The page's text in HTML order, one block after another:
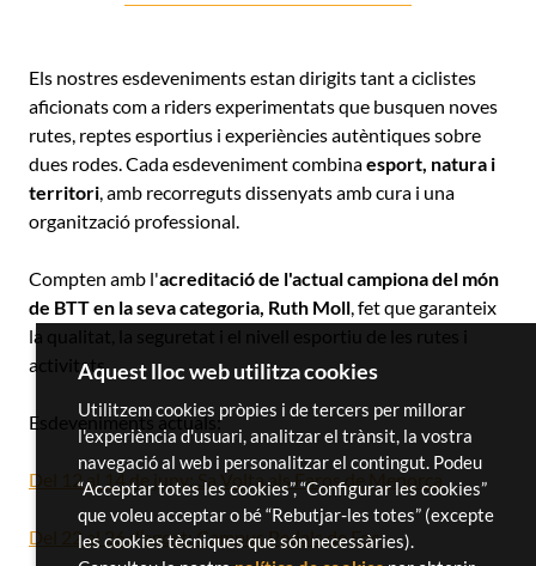
Els nostres esdeveniments estan dirigits tant a ciclistes
aficionats com a riders experimentats que busquen noves
rutes, reptes esportius i experiències autèntiques sobre
dues rodes. Cada esdeveniment combinaesport, natura i
territori, amb recorreguts dissenyats amb cura i una
organització professional.
Compten amb l'acreditació de l'actual campiona del món
de BTT en la seva categoria, Ruth Moll, fet que garanteix
la qualitat, la seguretat i el nivell esportiu de les rutes i
activitats.
Esdeveniments actuals:
Del 12 al 14 de juny: Sa Volta als Faros de Menorca
Del 22 al 26 d’agost: Campus Pedals de Foc
Aquest lloc web utilitza cookies
Utilitzem cookies pròpies i de tercers per millorar
l'experiència d'usuari, analitzar el trànsit, la vostra
navegació al web i personalitzar el contingut. Podeu
“Acceptar totes les cookies”, “Configurar les cookies”
que voleu acceptar o bé “Rebutjar-les totes” (excepte
les cookies tècniques que són necessàries).